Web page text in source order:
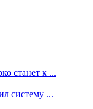
станет к ...
систему ...